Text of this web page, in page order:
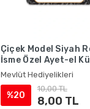
Çiçek Model Siyah
İsme Özel Ayet-el
Mevlüt Hediyelikleri
%20
10,00 TL
8,00 TL